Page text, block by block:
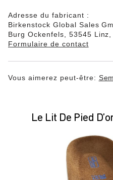
Adresse du fabricant :
Birkenstock Global Sales
Burg Ockenfels, 53545 Linz,
Formulaire de contact
Vous aimerez peut-être:
Le Lit De Pied